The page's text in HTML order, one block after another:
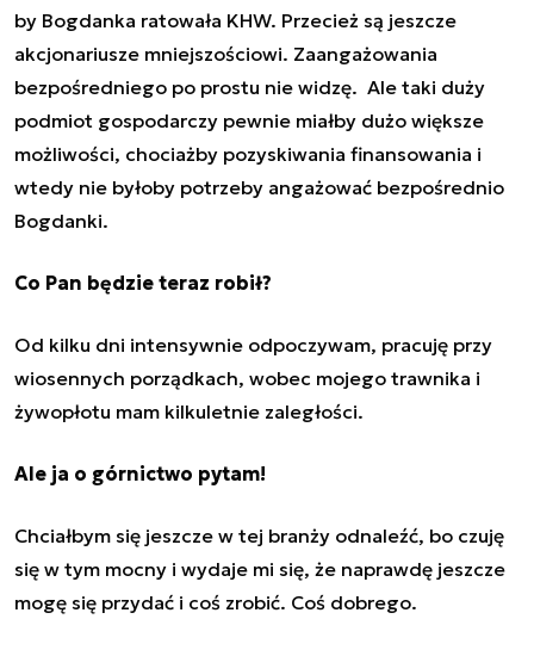
by Bogdanka ratowała KHW. Przecież są jeszcze
akcjonariusze mniejszościowi. Zaangażowania
bezpośredniego po prostu nie widzę. Ale taki duży
podmiot gospodarczy pewnie miałby dużo większe
możliwości, chociażby pozyskiwania finansowania i
wtedy nie byłoby potrzeby angażować bezpośrednio
Bogdanki.
Co Pan będzie teraz robił?
Od kilku dni intensywnie odpoczywam, pracuję przy
wiosennych porządkach, wobec mojego trawnika i
żywopłotu mam kilkuletnie zaległości.
Ale ja o górnictwo pytam!
Chciałbym się jeszcze w tej branży odnaleźć, bo czuję
się w tym mocny i wydaje mi się, że naprawdę jeszcze
mogę się przydać i coś zrobić. Coś dobrego.